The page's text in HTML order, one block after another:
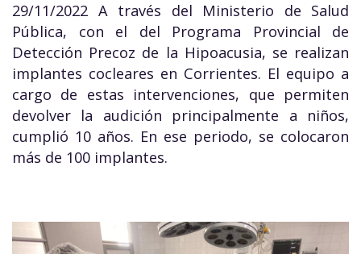
29/11/2022 A través del Ministerio de Salud
Pública, con el del Programa Provincial de
Detección Precoz de la Hipoacusia, se realizan
implantes cocleares en Corrientes. El equipo a
cargo de estas intervenciones, que permiten
devolver la audición principalmente a niños,
cumplió 10 años. En ese periodo, se colocaron
más de 100 implantes.